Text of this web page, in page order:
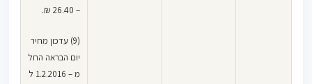
– 26.40 ₪.
(9) עדכון מחיר
יום הבראה החל
מ – 1.2.2016 ל